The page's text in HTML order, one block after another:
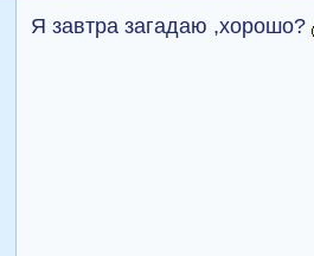
Я завтра загадаю ,хорошо?